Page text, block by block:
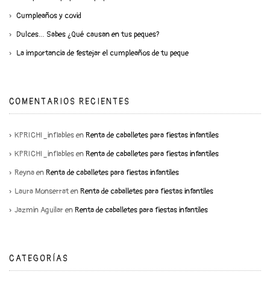
Cumpleaños y covid
Dulces… Sabes ¿Qué causan en tus peques?
La importancia de festejar el cumpleaños de tu peque
COMENTARIOS RECIENTES
KPRICHI_inflablesenRenta de caballetes para fiestas infantiles
KPRICHI_inflablesenRenta de caballetes para fiestas infantiles
ReynaenRenta de caballetes para fiestas infantiles
Laura MonserratenRenta de caballetes para fiestas infantiles
Jazmin AguilarenRenta de caballetes para fiestas infantiles
CATEGORÍAS